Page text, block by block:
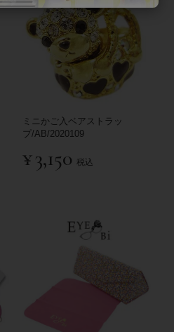
ミニかご入ベアストラッ
プ/AB/2020109
¥3,150 税込